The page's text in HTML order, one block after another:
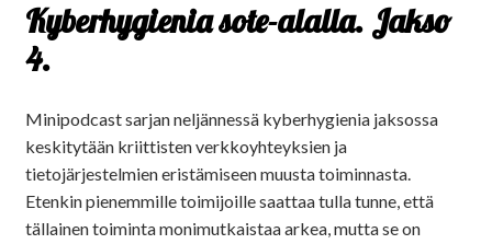
Kyberhygienia sote-alalla. Jakso
4.
Minipodcast sarjan neljännessä kyberhygienia jaksossa
keskitytään kriittisten verkkoyhteyksien ja
tietojärjestelmien eristämiseen muusta toiminnasta.
Etenkin pienemmille toimijoille saattaa tulla tunne, että
tällainen toiminta monimutkaistaa arkea, mutta se on